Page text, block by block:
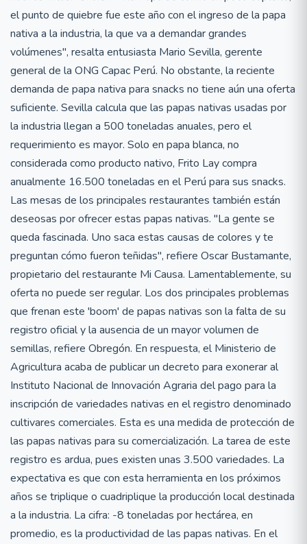
el punto de quiebre fue este año con el ingreso de la papa
nativa a la industria, la que va a demandar grandes
volúmenes", resalta entusiasta Mario Sevilla, gerente
general de la ONG Capac Perú. No obstante, la reciente
demanda de papa nativa para snacks no tiene aún una oferta
suficiente. Sevilla calcula que las papas nativas usadas por
la industria llegan a 500 toneladas anuales, pero el
requerimiento es mayor. Solo en papa blanca, no
considerada como producto nativo, Frito Lay compra
anualmente 16.500 toneladas en el Perú para sus snacks.
Las mesas de los principales restaurantes también están
deseosas por ofrecer estas papas nativas. "La gente se
queda fascinada. Uno saca estas causas de colores y te
preguntan cómo fueron teñidas", refiere Oscar Bustamante,
propietario del restaurante Mi Causa. Lamentablemente, su
oferta no puede ser regular. Los dos principales problemas
que frenan este 'boom' de papas nativas son la falta de su
registro oficial y la ausencia de un mayor volumen de
semillas, refiere Obregón. En respuesta, el Ministerio de
Agricultura acaba de publicar un decreto para exonerar al
Instituto Nacional de Innovación Agraria del pago para la
inscripción de variedades nativas en el registro denominado
cultivares comerciales. Esta es una medida de protección de
las papas nativas para su comercialización. La tarea de este
registro es ardua, pues existen unas 3.500 variedades. La
expectativa es que con esta herramienta en los próximos
años se triplique o cuadriplique la producción local destinada
a la industria. La cifra: -8 toneladas por hectárea, en
promedio, es la productividad de las papas nativas. En el